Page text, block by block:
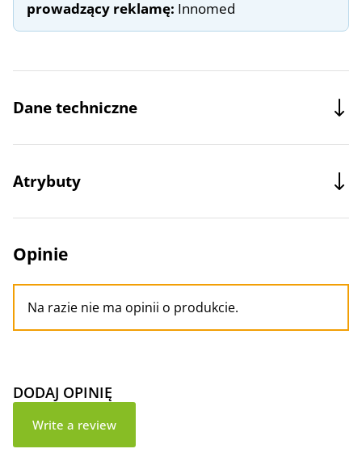
prowadzący reklamę: Innomed
Dane techniczne
Atrybuty
Opinie
Na razie nie ma opinii o produkcie.
DODAJ OPINIĘ
Write a review